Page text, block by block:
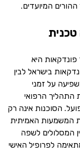
ההורים המיועדים.
היא
בישראל לבין
על זמני
התהליך הרפואי
הסוכנות אינה רק
המשמעות האמיתית
המסלולים לשפה
לפרופיל האישי